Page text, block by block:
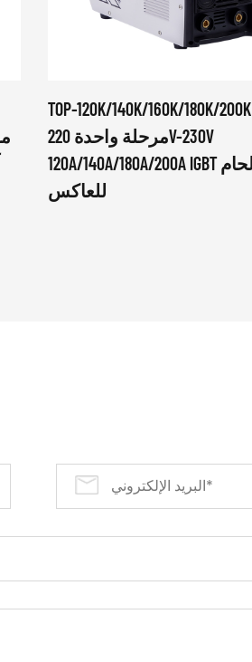
TOP-120K/140K/160K/180K/200K
مرحلة واحدة 220V-230V
120A/140A/180A/200A IGBT آلة لحام
للعاكس